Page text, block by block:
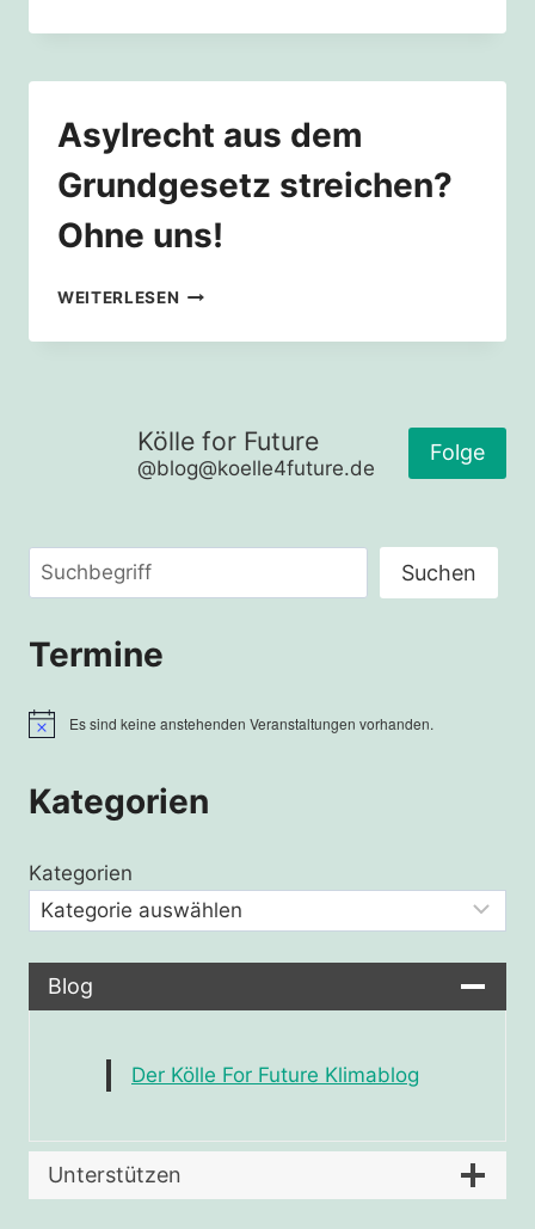
DEM
STREICHEN?
UNS!
Asylrecht aus dem
Grundgesetz streichen?
Ohne uns!
WEITERLESEN ASYLRECHT
DEM
UNS!
Kölle for Future
@blog@koelle4future.de
Folge
Suchen Suchen
Termine
HinweisEs sind keine anstehenden Veranstaltungen vorhanden.
Kategorien
Kategorien
Blog
Der Kölle For Future Klimablog
Unterstützen